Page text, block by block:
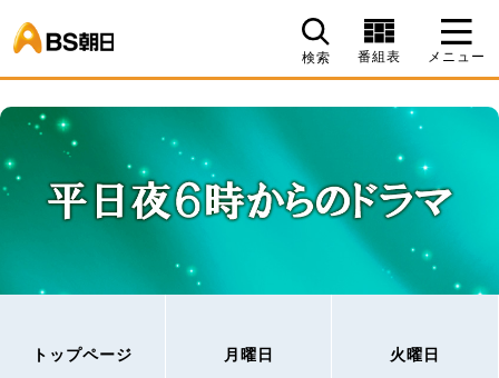
検索 番組表 メニュー
トップページ 月曜日 火曜日